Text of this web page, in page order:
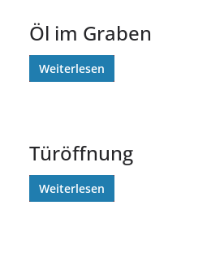
Öl im Graben
Weiterlesen
Türöffnung
Weiterlesen